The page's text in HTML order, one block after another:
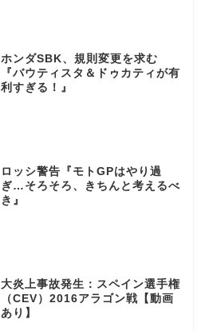
ホンダSBK、規則変更を求む
『バウティスタ＆ドゥカティが有
利すぎる！』
ロッシ警告『モトGPはやり過
ぎ…そろそろ、きちんと考えるべ
き』
大炎上事故発生：スペイン選手権
（CEV）2016アラゴン戦【動画
あり】